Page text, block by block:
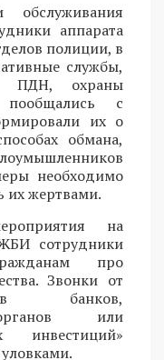
обслуживания
аппарата
полиции, в
службы,
ПДН, охраны
пообщались с
их о
обмана,
необходимо
их жертвами.
на
сотрудники
про
Звонки от
банков,
органов или
инвестиций»